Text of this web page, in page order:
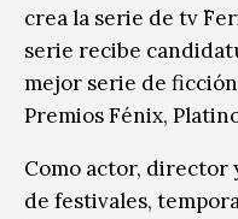
crea la serie de tv
serie recibe
mejor serie de
Premios Fénix,
Como actor,
de festivales,